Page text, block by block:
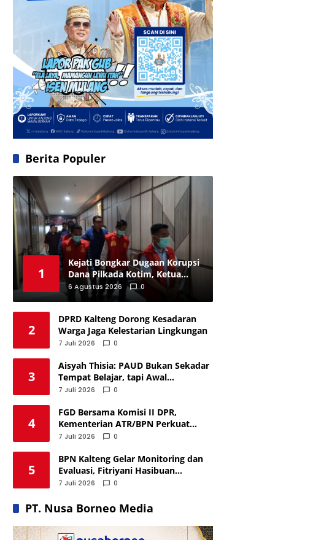
Berita Populer
1
Kejati Bongkar Dugaan Korupsi
Dana Pilkada Kotim, Ketua
hingga 4 Komisioner Jadi
Tersangka
6 Agustus 2026 0
2
DPRD Kalteng Dorong Kesadaran
Warga Jaga Kelestarian Lingkungan
7 Juli 2026 0
3
Aisyah Thisia: PAUD Bukan Sekadar
Tempat Belajar, tapi Awal
Membangun Masa Depan Anak
7 Juli 2026 0
4
FGD Bersama Komisi II DPR,
Kementerian ATR/BPN Perkuat
Penyusunan RUU Administrasi
7 Juli 2026 0
5
BPN Kalteng Gelar Monitoring dan
Evaluasi, Fitriyani Hasibuan
Tekankan Integritas Jajaran
7 Juli 2026 0
PT. Nusa Borneo Media